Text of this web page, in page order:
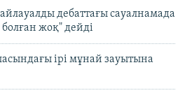
дебаттағы сауалнамада
жоқ" дейді
ірі мұнай зауытына